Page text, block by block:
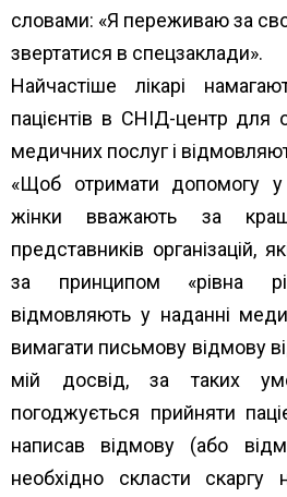
словами: «Я переживаю за
звертатися в спецзаклади».
Найчастіше лікарі
пацієнтів в СНІД-центр для
медичних послуг і
«Щоб отримати допомогу у
жінки вважають за
представників організацій,
за принципом «рівна
відмовляють у наданні
вимагати письмову відмову
мій досвід, за таких
погоджується прийняти
написав відмову (або
необхідно скласти скаргу